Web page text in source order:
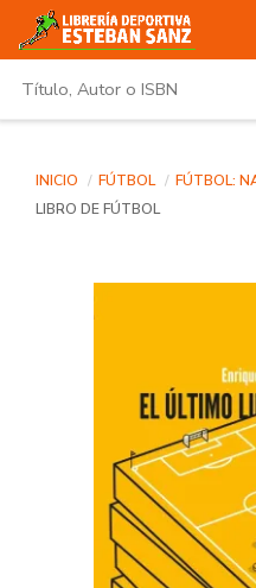
INICIO FÚTBOL FÚTBOL:
LIBRO DE FÚTBOL